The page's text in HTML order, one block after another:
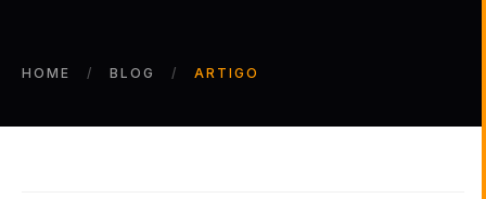
HOME BLOG ARTIGO